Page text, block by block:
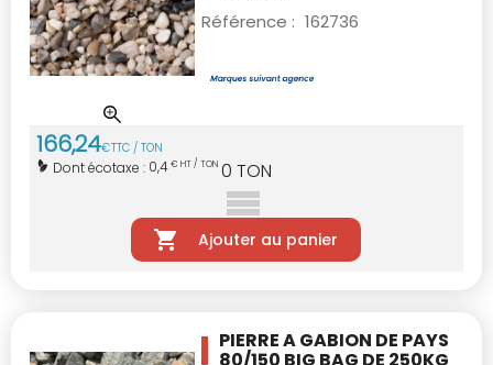
Référence : 162736
166,24€TTC / TON
Dont écotaxe : 0,4€ HT / TON 0 TON
Ajouter au panier
PIERRE A GABION DE PAYS